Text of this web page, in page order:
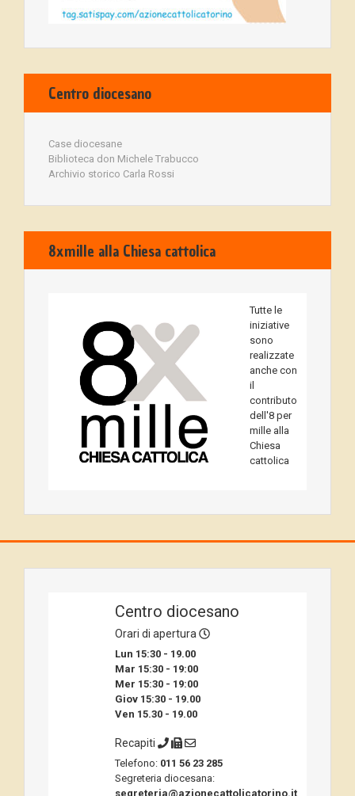
Centro diocesano
Case diocesane
Biblioteca don Michele Trabucco
Archivio storico Carla Rossi
8xmille alla Chiesa cattolica
Tutte le
iniziative
sono
realizzate
anche con
il
contributo
dell'8 per
mille alla
Chiesa
cattolica
Centro diocesano
Orari di apertura
Lun 15:30 - 19.00
Mar 15:30 - 19:00
Mer 15:30 - 19:00
Giov 15:30 - 19.00
Ven 15.30 - 19.00
Recapiti
Telefono: 011 56 23 285
Segreteria diocesana:
segreteria@azionecattolicatorino.it